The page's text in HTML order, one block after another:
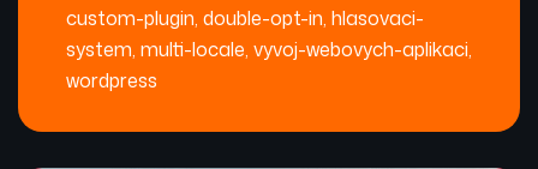
custom-plugin, double-opt-in, hlasovaci-
system, multi-locale, vyvoj-webovych-aplikaci,
wordpress